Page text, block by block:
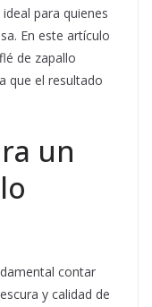
para quienes
En este artículo
de zapallo
que el resultado
un
contar
y calidad de